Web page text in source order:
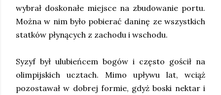
wybrał doskonałe miejsce na zbudowanie portu.
Można w nim było pobierać daninę ze wszystkich
statków płynących z zachodu i wschodu.
Syzyf był ulubieńcem bogów i często gościł na
olimpijskich ucztach. Mimo upływu lat, wciąż
pozostawał w dobrej formie, gdyż boski nektar i